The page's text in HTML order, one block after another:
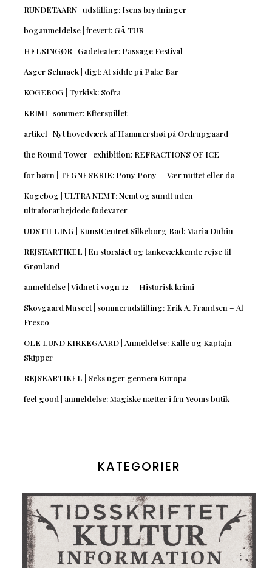
RUNDETAARN | udstilling: Isens brydninger
boganmeldelse | frevert: GÅ TUR
HELSINGØR | Gadeteater: Passage Festival
Asger Schnack | digt: At sidde på Palæ Bar
KOGEBOG | Tyrkisk: Sofra
KRIMI | sommer: Efterspillet
artikel | Nyt hovedværk af Hammershøi på Ordrupgaard
the Round Tower | exhibition: REFRACTIONS OF ICE
for børn | TEGNESERIE: Pony Pony — Vær nuttet eller dø
Kogebog | ULTRA NEMT: Nemt og sundt uden
ultraforarbejdede fødevarer
UDSTILLING | KunstCentret Silkeborg Bad: Maria Dubin
REJSEARTIKEL | En storslået og tankevækkende rejse til
Grønland
anmeldelse | Vidnet i vogn 12 — Historisk krimi
Skovgaard Museet | sommerudstilling: Erik A. Frandsen – Al
Fresco
OLE LUND KIRKEGAARD | Anmeldelse: Kalle og Kaptajn
Skipper
REJSEARTIKEL | Seks uger gennem Europa
feel good | anmeldelse: Magiske nætter i fru Yeoms butik
KATEGORIER